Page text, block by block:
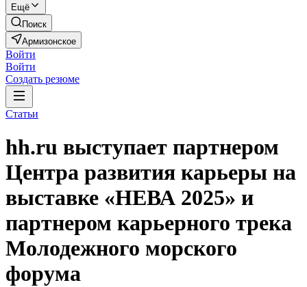
Ещё
Поиск
Армизонское
Войти
Войти
Создать резюме
Статьи
hh.ru выступает партнером
Центра развития карьеры на
выставке «НЕВА 2025» и
партнером карьерного трека
Молодежного морского
форума